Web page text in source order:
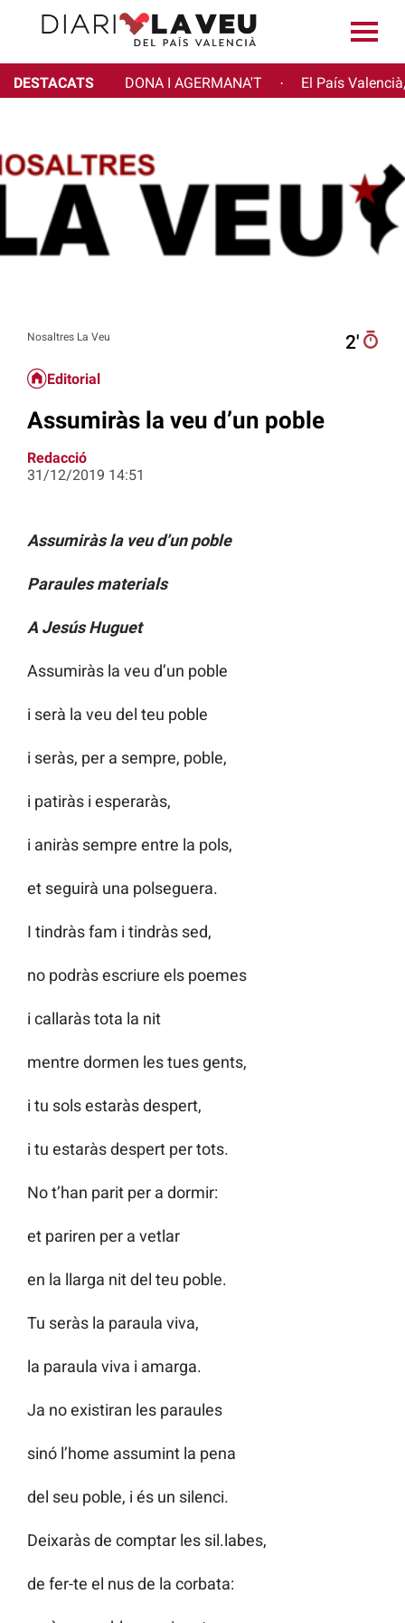
DESTACATS DONA I AGERMANA'T · El País
Nosaltres La Veu 2′
Editorial
Assumiràs la veu d’un poble
Redacció
31/12/2019 14:51
Assumiràs la veu d’un poble
Paraules materials
A Jesús Huguet
Assumiràs la veu d’un poble
i serà la veu del teu poble
i seràs, per a sempre, poble,
i patiràs i esperaràs,
i aniràs sempre entre la pols,
et seguirà una polseguera.
I tindràs fam i tindràs sed,
no podràs escriure els poemes
i callaràs tota la nit
mentre dormen les tues gents,
i tu sols estaràs despert,
i tu estaràs despert per tots.
No t’han parit per a dormir:
et pariren per a vetlar
en la llarga nit del teu poble.
Tu seràs la paraula viva,
la paraula viva i amarga.
Ja no existiran les paraules
sinó l’home assumint la pena
del seu poble, i és un silenci.
Deixaràs de comptar les sil.labes,
de fer-te el nus de la corbata: